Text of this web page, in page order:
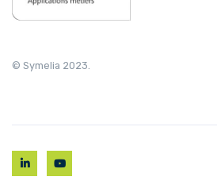
© Symelia 2023.